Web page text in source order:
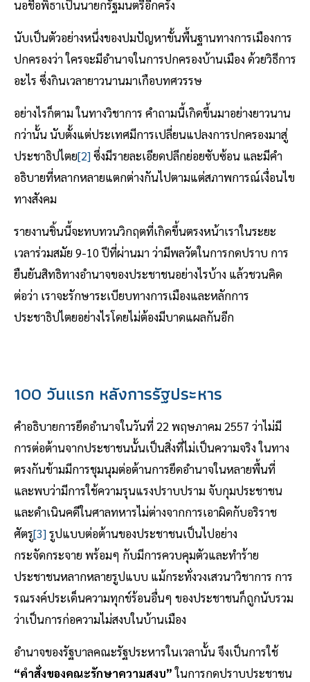
นอชื่อพิธาเป็นนายกรัฐมนตรีอีกครั้ง
นับเป็นตัวอย่างหนึ่งของปมปัญหาขั้นพื้นฐานทางการเมืองการ
ปกครองว่า ใครจะมีอำนาจในการปกครองบ้านเมือง ด้วยวิธีการ
อะไร ซึ่งกินเวลายาวนานมาเกือบทศวรรษ
อย่างไรก็ตาม ในทางวิชาการ คำถามนี้เกิดขึ้นมาอย่างยาวนาน
กว่านั้น นับตั้งแต่ประเทศมีการเปลี่ยนแปลงการปกครองมาสู่
ประชาธิปไตย[2]ซึ่งมีรายละเอียดปลีกย่อยซับซ้อน และมีคำ
อธิบายที่หลากหลายแตกต่างกันไปตามแต่สภาพการณ์เงื่อนไข
ทางสังคม
รายงานชิ้นนี้จะทบทวนวิกฤตที่เกิดขึ้นตรงหน้าเราในระยะ
เวลาร่วมสมัย 9-10 ปีที่ผ่านมา ว่ามีพลวัตในการกดปราบ การ
ยืนยันสิทธิทางอำนาจของประชาชนอย่างไรบ้าง แล้วชวนคิด
ต่อว่า เราจะรักษาระเบียบทางการเมืองและหลักการ
ประชาธิปไตยอย่างไรโดยไม่ต้องมีบาดแผลกันอีก
100 วันแรก หลังการรัฐประหาร
คำอธิบายการยึดอำนาจในวันที่ 22 พฤษภาคม 2557 ว่าไม่มี
การต่อต้านจากประชาชนนั้นเป็นสิ่งที่ไม่เป็นความจริง ในทาง
ตรงกันข้ามมีการชุมนุมต่อต้านการยึดอำนาจในหลายพื้นที่
และพบว่ามีการใช้ความรุนแรงปราบปราม จับกุมประชาชน
และดำเนินคดีในศาลทหารไม่ต่างจากการเอาผิดกับอริราช
ศัตรู[3]รูปแบบต่อต้านของประชาชนเป็นไปอย่าง
กระจัดกระจาย พร้อมๆ กับมีการควบคุมตัวและทำร้าย
ประชาชนหลากหลายรูปแบบ แม้กระทั่งวงเสวนาวิชาการ การ
รณรงค์ประเด็นความทุกข์ร้อนอื่นๆ ของประชาชนก็ถูกนับรวม
ว่าเป็นการก่อความไม่สงบในบ้านเมือง
อำนาจของรัฐบาลคณะรัฐประหารในเวลานั้น จึงเป็นการใช้
“คำสั่งของคณะรักษาความสงบ”ในการกดปราบประชาชน